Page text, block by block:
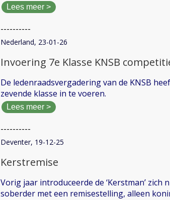
Lees meer >
----------
Nederland, 23-01-26
Invoering 7e Klasse KNSB
De ledenraadsvergadering van de KNSB
zevende klasse in te voeren.
Lees meer >
----------
Deventer, 19-12-25
Kerstremise
Vorig jaar introduceerde de ‘Kerstman’
soberder met een remisestelling, alleen